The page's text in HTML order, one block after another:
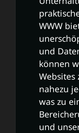
WWW
und
können
nahezu
was zu
und